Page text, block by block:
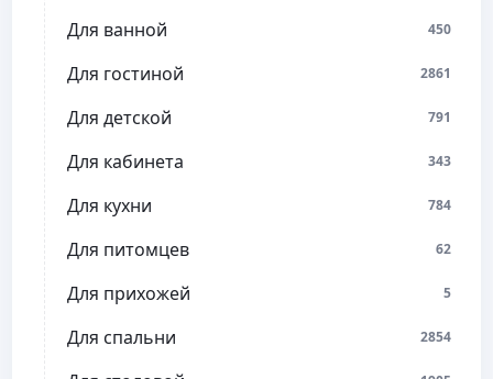
Для ванной 450
Для гостиной 2861
Для детской 791
Для кабинета 343
Для кухни 784
Для питомцев 62
Для прихожей 5
Для спальни 2854